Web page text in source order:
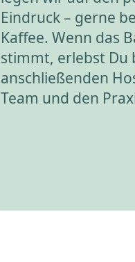
Eindruck – gerne
Kaffee. Wenn das
stimmt, erlebst Du
anschließenden
Team und den